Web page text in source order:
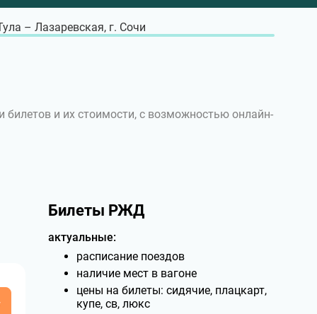
– Лазаревская, г. Сочи
билетов и их стоимости, с возможностью онлайн-
Билеты РЖД
актуальные:
расписание поездов
наличие мест в вагоне
цены на билеты: сидячие, плацкарт,
купе, св, люкс